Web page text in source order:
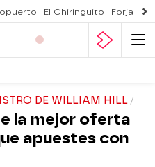
El Chiringuito Forjado
DE WILLIAM HILL
la mejor oferta
apuestes con